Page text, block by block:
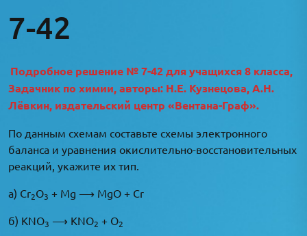
7-42
Подробное решение № 7-42 для учащихся 8 класса,
Задачник по химии, авторы: Н.Е. Кузнецова, А.Н.
Лёвкин, издательский центр «Вентана-Граф».
По данным схемам составьте схемы электронного
баланса и уравнения окислительно-восстановительных
реакций, укажите их тип.
а) Cr2O3 + Mg ⟶ MgO + Cr
б) KNO3 ⟶ KNO2 + O2